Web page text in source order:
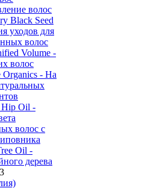
волос
Black Seed
уходов для
волос
Volume -
волос
- На
Hip Oil -
волос с
Oil -
дерева